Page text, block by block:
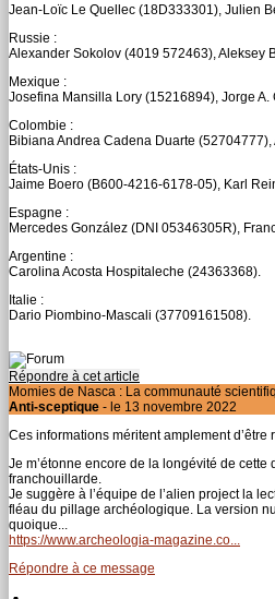
Jean-Loïc Le Quellec (18D333301), Julien
Russie :
Alexander Sokolov (4019 572463), Aleksey
Mexique :
Josefina Mansilla Lory (15216894), Jorge
Colombie :
Bibiana Andrea Cadena Duarte
États-Unis :
Jaime Boero (B600-4216-6178-05), Karl
Espagne :
Mercedes González (DNI 05346305R),
Argentine :
Carolina Acosta Hospitaleche (24363368).
Italie :
Dario Piombino-Mascali (37709161508).
Répondre à cet article
Momies de Nasca : La communauté
Anti-sceptique - le 13 novembre 2022
Ces informations méritent amplement d’être
Je m’étonne encore de la longévité de
franchouillarde.
Je suggère à l’équipe de l’alien project la
fléau du pillage archéologique. La version
quoique...
https://www.archeologia-magazine.co...
Répondre à ce message